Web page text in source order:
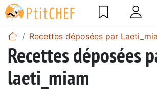
Recettes déposées par
Recettes déposées
laeti_miam